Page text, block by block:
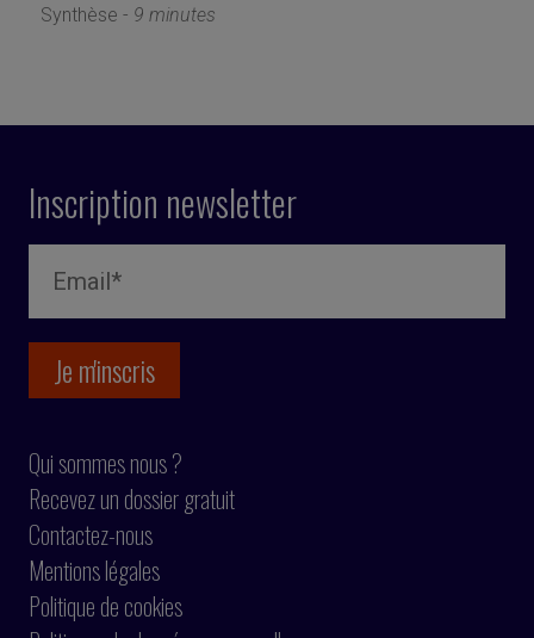
Synthèse - 9 minutes
Inscription newsletter
Qui sommes nous ?
Recevez un dossier gratuit
Contactez-nous
Mentions légales
Politique de cookies